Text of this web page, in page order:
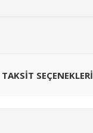
TAKSIT SEÇENEKLERI